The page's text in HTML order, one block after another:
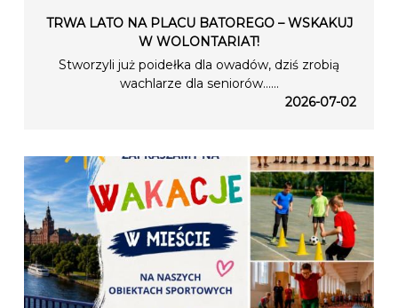
TRWA LATO NA PLACU BATOREGO – WSKAKUJ
W WOLONTARIAT!
Stworzyli już poidełka dla owadów, dziś zrobią
wachlarze dla seniorów…...
2026-07-02